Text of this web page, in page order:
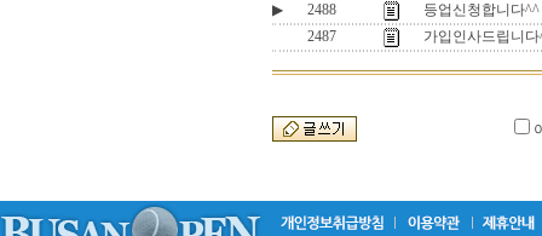
▶
2488
등업신청합니다^^
2487
가입인사드립니